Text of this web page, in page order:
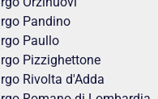
Pandino
Paullo
Pizzighettone
Rivolta d'Adda